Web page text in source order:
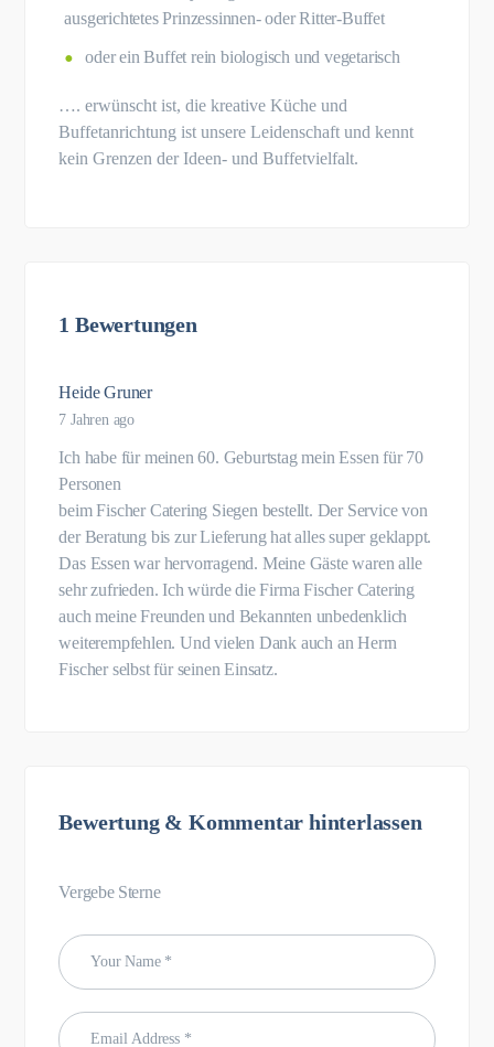
ausgerichtetes Prinzessinnen- oder Ritter-Buffet
oder ein Buffet rein biologisch und vegetarisch
…. erwünscht ist, die kreative Küche und
Buffetanrichtung ist unsere Leidenschaft und kennt
kein Grenzen der Ideen- und Buffetvielfalt.
1 Bewertungen
Heide Gruner
7 Jahren ago
Ich habe für meinen 60. Geburtstag mein Essen für 70
Personen
beim Fischer Catering Siegen bestellt. Der Service von
der Beratung bis zur Lieferung hat alles super geklappt.
Das Essen war hervorragend. Meine Gäste waren alle
sehr zufrieden. Ich würde die Firma Fischer Catering
auch meine Freunden und Bekannten unbedenklich
weiterempfehlen. Und vielen Dank auch an Herrn
Fischer selbst für seinen Einsatz.
Bewertung & Kommentar hinterlassen
Vergebe Sterne